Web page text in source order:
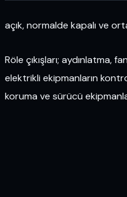
açık, normalde kapalı ve
Röle çıkışları;
elektrikli ekipmanların
koruma ve sürücü